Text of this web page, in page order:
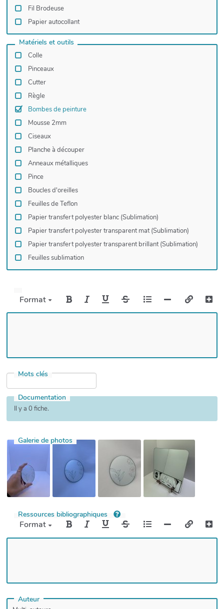
Fil Brodeuse
Papier autocollant
Matériels et outils
Colle
Pinceaux
Cutter
Règle
Bombes de peinture
Mousse 2mm
Ciseaux
Planche à découper
Anneaux métalliques
Pince
Boucles d'oreilles
Feuilles de Teflon
Papier transfert polyester blanc (Sublimation)
Papier transfert polyester transparent mat (Sublimation)
Papier transfert polyester transparent brillant (Sublimation)
Feuilles sublimation
Format
Mots clés
Documentation
Il y a 0 fiche.
Galerie de photos
Ressources bibliographiques
Format
Auteur